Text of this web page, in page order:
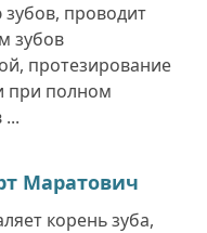
проводит
зубов
протезирование
при полном
...
Маратович
корень зуба,